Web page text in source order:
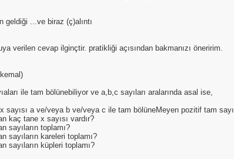
geldiği ...ve biraz (ç)alıntı
verilen cevap ilginçtir. pratikliği açısından bakmanızı öneririm.
ile tam bölünebiliyor ve a,b,c sayıları aralarında asal ise,
sayısı a ve/veya b ve/veya c ile tam bölüneMeyen pozitif tam
kaç tane x sayısı vardır?
sayıların toplamı?
sayıların kareleri toplamı?
sayıların küpleri toplamı?